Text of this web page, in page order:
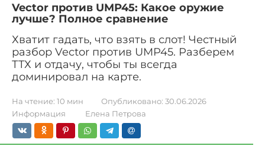
Vector против UMP45: Какое оружие
лучше? Полное сравнение
Хватит гадать, что взять в слот! Честный
разбор Vector против UMP45. Разберем
ТТХ и отдачу, чтобы ты всегда
доминировал на карте.
На чтение: 10 мин Опубликовано: 30.06.2026
Информация
Елена Петрова